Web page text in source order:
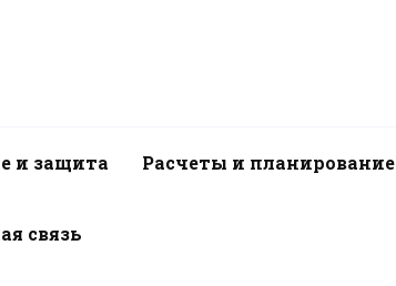
и защита Расчеты и планирование
связь